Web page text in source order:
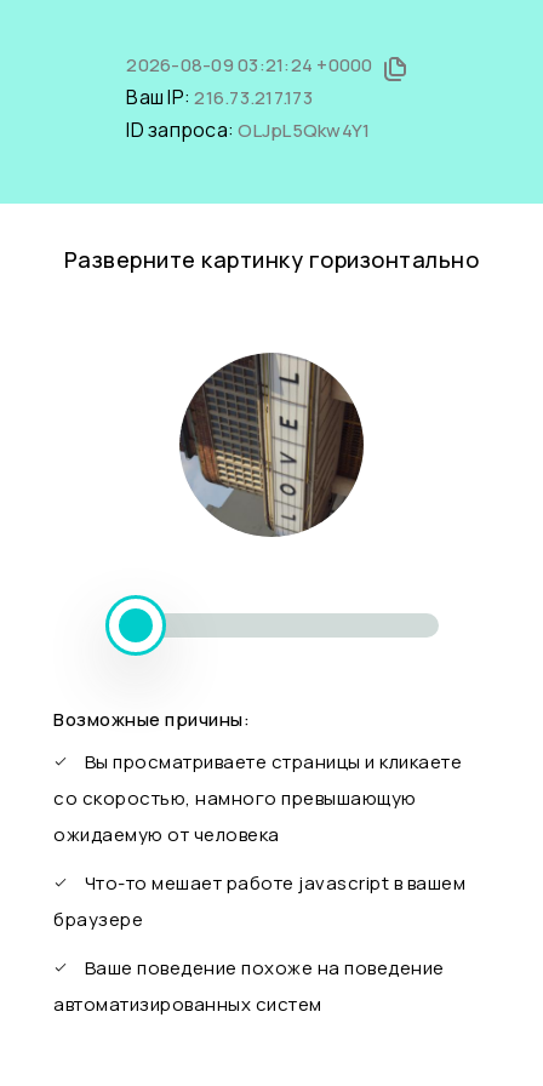
2026-08-09 03:21:24 +0000
Ваш IP:216.73.217.173
ID запроса:OLJpL5Qkw4Y1
Разверните картинку горизонтально
Возможные причины:
Вы просматриваете страницы и кликаете
со скоростью, намного превышающую
ожидаемую от человека
Что-то мешает работе javascript в вашем
браузере
Ваше поведение похоже на поведение
автоматизированных систем